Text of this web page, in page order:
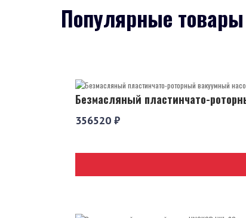
Популярные товары
Безмасляный пластинчато-
356520 ₽